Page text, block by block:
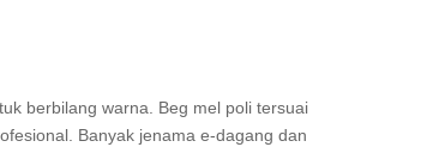
berbilang warna. Beg mel poli tersuai
Banyak jenama e-dagang dan